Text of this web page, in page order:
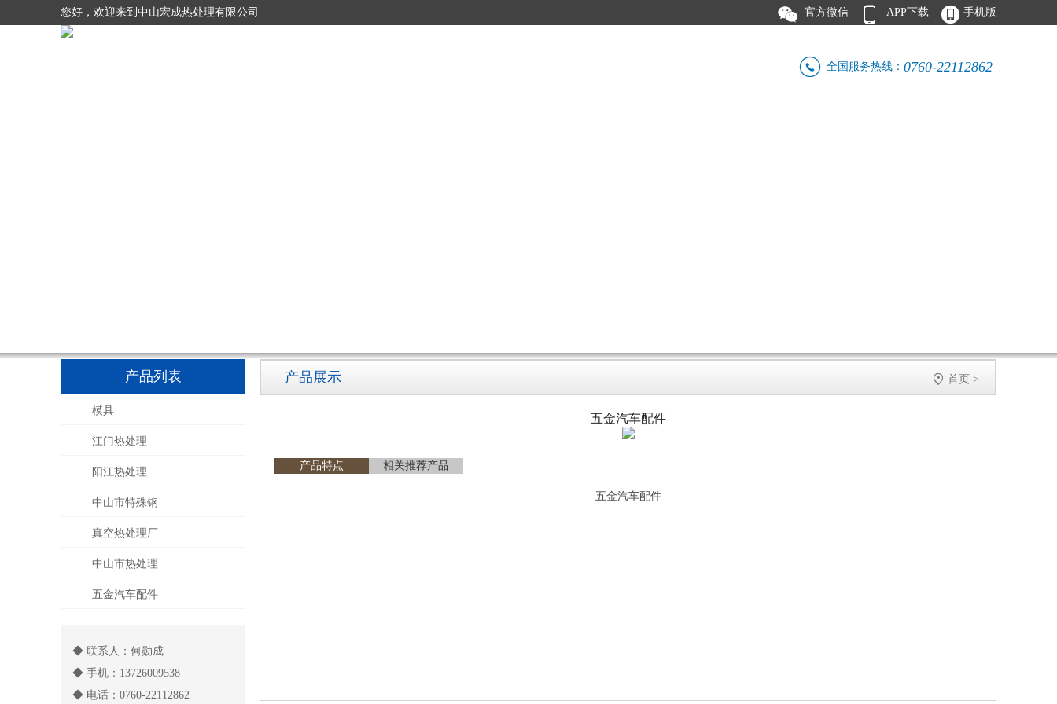
您好，欢迎来到中山宏成热处理有限公司  官方微信  APP下载  手机版
全国服务热线： 0760-22112862
产品列表
模具
江门热处理
阳江热处理
中山市特殊钢
真空热处理厂
中山市热处理
五金汽车配件
◆ 联系人：何勋成
◆ 手机：13726009538
◆ 电话：0760-22112862
产品展示  首页 >
五金汽车配件
产品特点 相关推荐产品
五金汽车配件